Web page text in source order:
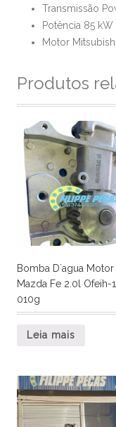
Transmissão
Potência 85 kW
Motor
Produtos
Bomba D`agua Motor
Mazda Fe 2.0l Ofeih-
010g
Leia mais